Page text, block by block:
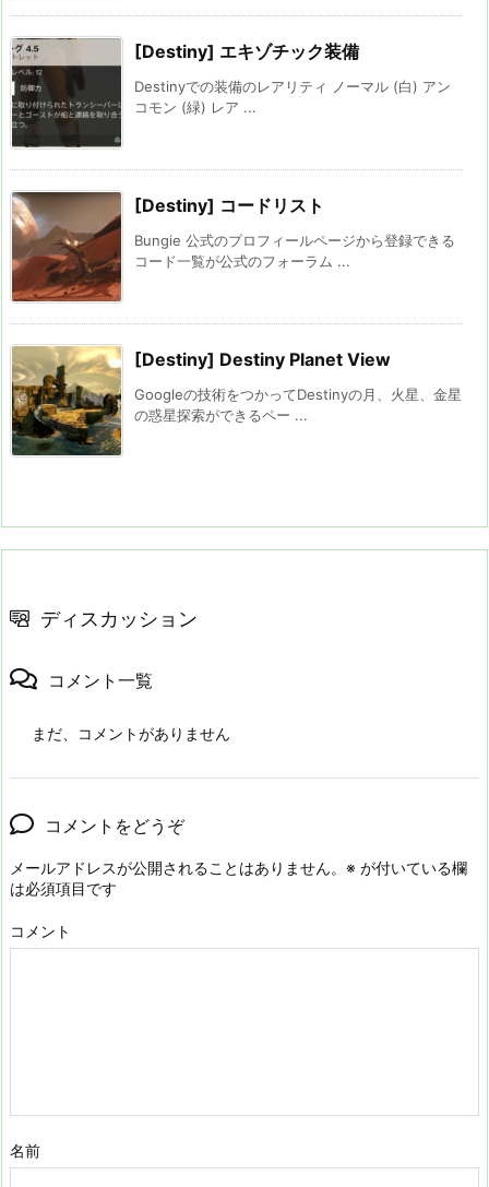
[Destiny] エキゾチック装備
Destinyでの装備のレアリティ ノーマル (白) アン
コモン (緑) レア ...
[Destiny] コードリスト
Bungie 公式のプロフィールページから登録できる
コード一覧が公式のフォーラム ...
[Destiny] Destiny Planet View
Googleの技術をつかってDestinyの月、火星、金星
の惑星探索ができるペー ...
ディスカッション
コメント一覧
まだ、コメントがありません
コメントをどうぞ
メールアドレスが公開されることはありません。 ※ が付いている欄
は必須項目です
コメント
名前